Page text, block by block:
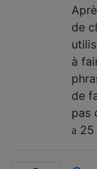
de
à
de
pas
25